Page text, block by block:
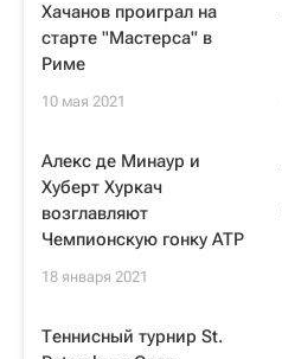
Хачанов проиграл на
старте "Мастерса" в
Риме
10 мая 2021
Алекс де Минаур и
Хуберт Хуркач
возглавляют
Чемпионскую гонку ATP
18 января 2021
Теннисный турнир St.